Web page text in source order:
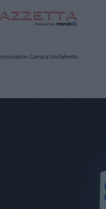
Camp a UniSalento